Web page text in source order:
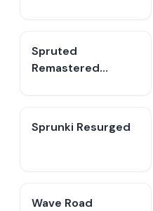
Spruted
Remastered
Sprunki Resurged
Wave Road